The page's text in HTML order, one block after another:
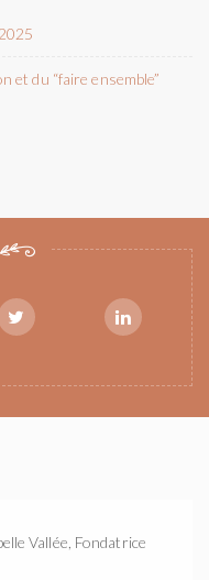
et du “faire ensemble”
Vallée, Fondatrice